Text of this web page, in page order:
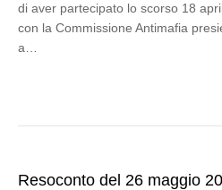
di aver partecipato lo scorso 18
con la Commissione Antimafia
a…
Resoconto del 26 maggio